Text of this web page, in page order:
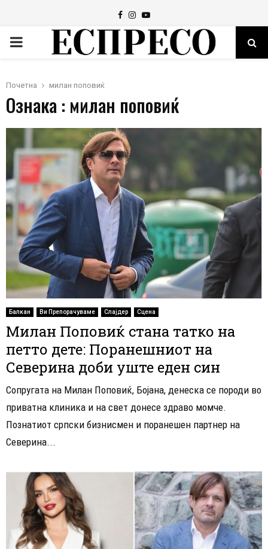
Facebook
Instagram
Youtube
PRIMARY
Почетна милан поповиќ
Ознака : милан поповиќ
Балкан Ви Препорачуваме Слајдер Сцена
Милан Поповиќ стана татко на
петто дете: Поранешниот на
Северина доби уште еден син
Сопругата на Милан Поповиќ, Бојана, денеска се породи во
приватна клиника и на свет донесе здраво момче.
Познатиот српски бизнисмен и поранешен партнер на
Северина...